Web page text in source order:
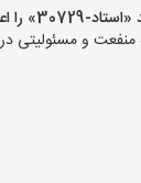
کنید»
و مسئولیتی در